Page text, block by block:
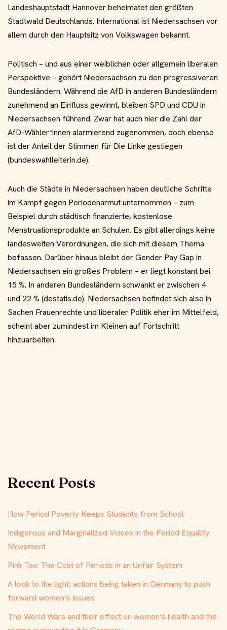
Landeshauptstadt Hannover beheimatet den größten
Stadtwald Deutschlands. International ist Niedersachsen vor
allem durch den Hauptsitz von Volkswagen bekannt.
Politisch – und aus einer weiblichen oder allgemein liberalen
Perspektive – gehört Niedersachsen zu den progressiveren
Bundesländern. Während die AfD in anderen Bundesländern
zunehmend an Einfluss gewinnt, bleiben SPD und CDU in
Niedersachsen führend. Zwar hat auch hier die Zahl der
AfD-Wähler*innen alarmierend zugenommen, doch ebenso
ist der Anteil der Stimmen für Die Linke gestiegen
(bundeswahlleiterin.de).
Auch die Städte in Niedersachsen haben deutliche Schritte
im Kampf gegen Periodenarmut unternommen – zum
Beispiel durch städtisch finanzierte, kostenlose
Menstruationsprodukte an Schulen. Es gibt allerdings keine
landesweiten Verordnungen, die sich mit diesem Thema
befassen. Darüber hinaus bleibt der Gender Pay Gap in
Niedersachsen ein großes Problem – er liegt konstant bei
15 %. In anderen Bundesländern schwankt er zwischen 4
und 22 % (destatis.de). Niedersachsen befindet sich also in
Sachen Frauenrechte und liberaler Politik eher im Mittelfeld,
scheint aber zumindest im Kleinen auf Fortschritt
hinzuarbeiten.
Recent Posts
How Period Poverty Keeps Students from School
Indigenous and Marginalized Voices in the Period Equality
Movement
Pink Tax: The Cost of Periods in an Unfair System
A look to the light; actions being taken in Germany to push
forward women’s issues
The World Wars and their effect on women’s health and the